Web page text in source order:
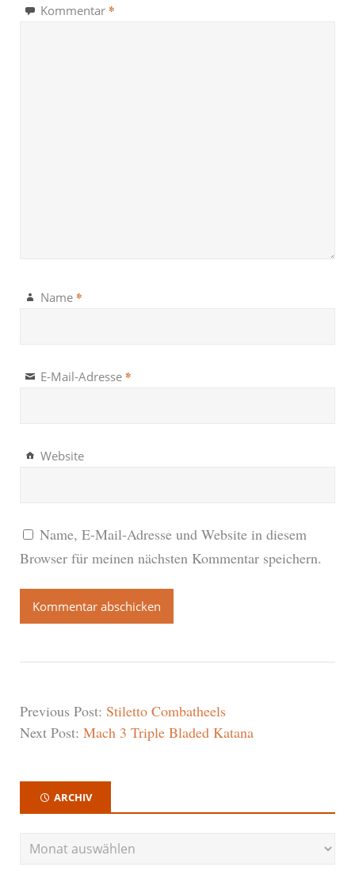
Kommentar *
Name *
E-Mail-Adresse *
Website
Name, E-Mail-Adresse und Website in diesem
Browser für meinen nächsten Kommentar speichern.
Previous Post: Stiletto Combatheels
Next Post: Mach 3 Triple Bladed Katana
ARCHIV